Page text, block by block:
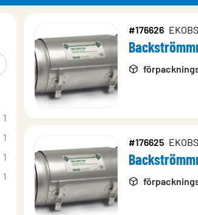
Filtrera produkter
1
1
1
1
#176626
#176625